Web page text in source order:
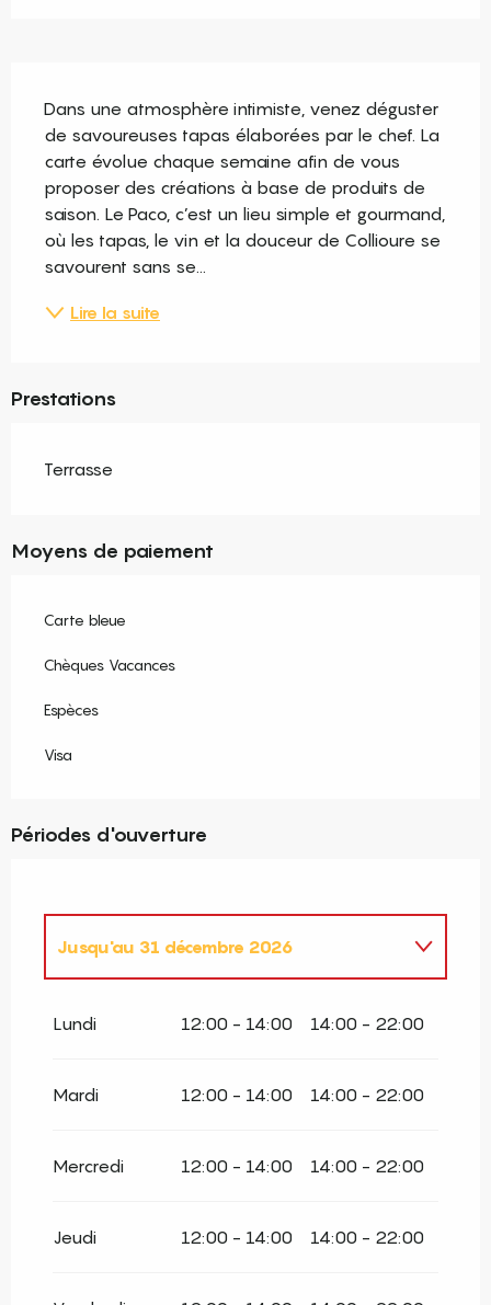
Dans une atmosphère intimiste, venez déguster
de savoureuses tapas élaborées par le chef. La
carte évolue chaque semaine afin de vous
proposer des créations à base de produits de
saison. Le Paco, c’est un lieu simple et gourmand,
où les tapas, le vin et la douceur de Collioure se
savourent sans se...
Lire la suite
Prestations
Terrasse
Moyens de paiement
Carte bleue
Chèques Vacances
Espèces
Visa
Périodes d'ouverture
Jusqu'au 31 décembre 2026
Lundi 12:00 - 14:00 14:00 - 22:00
Mardi 12:00 - 14:00 14:00 - 22:00
Mercredi 12:00 - 14:00 14:00 - 22:00
Jeudi 12:00 - 14:00 14:00 - 22:00